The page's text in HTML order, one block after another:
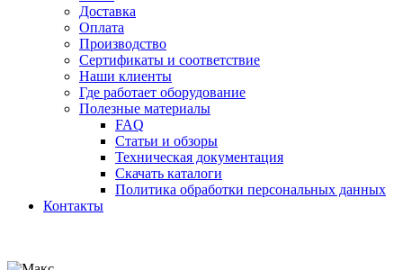
Доставка
Оплата
Производство
Сертификаты и соответствие
Наши клиенты
Где работает оборудование
Полезные материалы
FAQ
Статьи и обзоры
Техническая документация
Скачать каталоги
Политика обработки персональных данных
Контакты